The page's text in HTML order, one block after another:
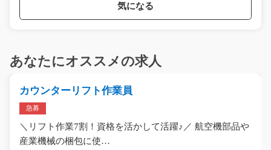
気になる
あなたにオススメの求人
カウンターリフト作業員
急募
＼リフト作業7割！資格を活かして活躍♪／ 航空機部品や
産業機械の梱包に使…